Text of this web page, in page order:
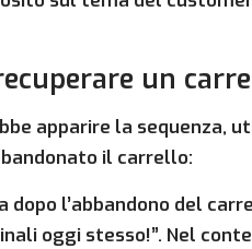
un
apparire la sequenza,
il carrello:
dopo l’abbandono del
oggi stesso!”. Nel